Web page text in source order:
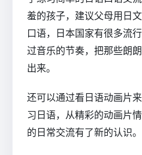
羞的孩子，建议父母用日
口语，日本国家有很多流
过音乐的节奏，把那些朗
出来。
还可以通过看日语动画片
习日语，从精彩的动画片
的日常交流有了新的认识。